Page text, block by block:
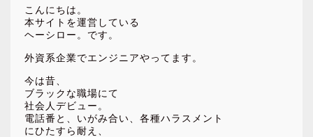
こんにちは。
本サイトを運営している
ヘーシロー。です。
外資系企業でエンジニアやってます。
今は昔、
ブラックな職場にて
社会人デビュー。
電話番と、いがみ合い、各種ハラスメント
にひたすら耐え、